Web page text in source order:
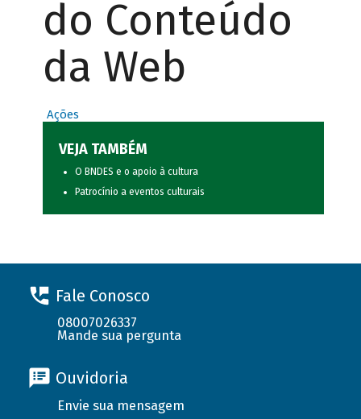
do Conteúdo
da Web
Ações
VEJA TAMBÉM
O BNDES e o apoio à cultura
Patrocínio a eventos culturais
Fale Conosco
08007026337
Mande sua pergunta
Ouvidoria
Envie sua mensagem